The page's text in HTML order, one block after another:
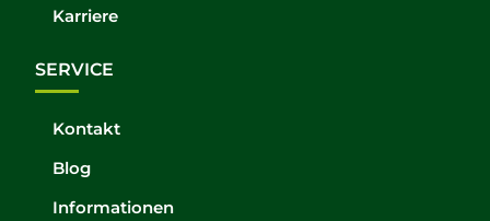
Karriere
SERVICE
Kontakt
Blog
Informationen